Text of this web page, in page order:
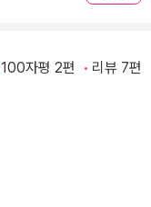
100자평 2편 리뷰 7편